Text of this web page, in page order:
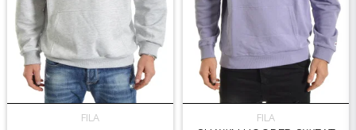
FILA FILA